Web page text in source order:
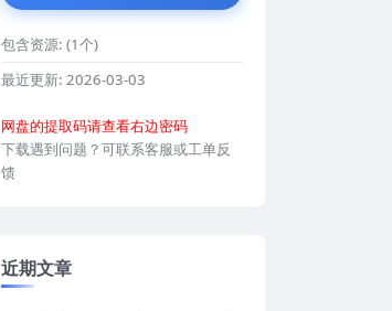
包含资源: (1个)
最近更新: 2026-03-03
网盘的提取码请查看右边密码
下载遇到问题？可联系客服或工单反
馈
近期文章